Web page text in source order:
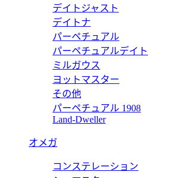
トバッグ ドゥブルセンス36 トリヨン
コタンロックタッチPM ブルーパラ
デイトジャスト
デイトナ
パーペチュアル
パーペチュアルデイト
ミルガウス
ヨットマスター
その他
パーペチュアル 1908
Land-Dweller
オメガ
コンステレーション